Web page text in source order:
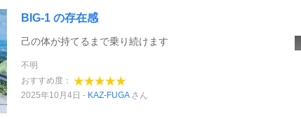
BIG-1 の存在感
己の体が持てるまで乗り続けます
不明
おすすめ度：
2025年10月4日
KAZ-FUGAさん